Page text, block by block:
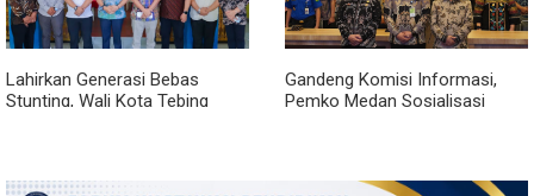
Lahirkan Generasi Bebas
Stunting, Wali Kota Tebing
Gandeng Komisi Informasi,
Pemko Medan Sosialisasi